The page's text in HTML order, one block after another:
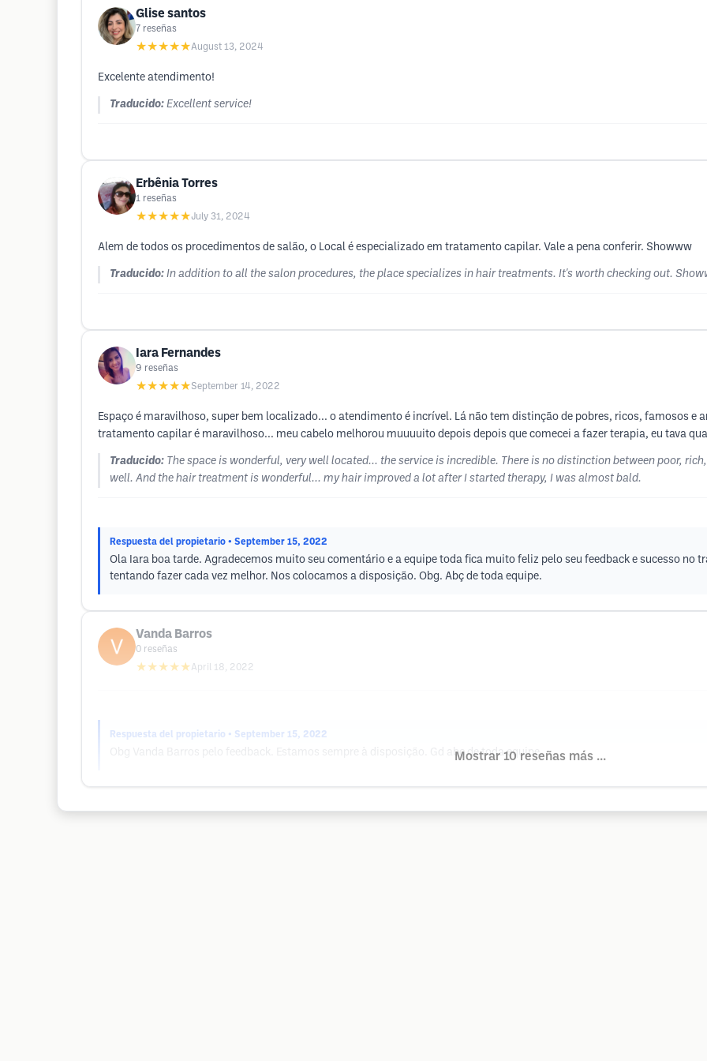
Glise santos
7 reseñas
★★★★★August 13, 2024
Excelente atendimento!
Traducido: Excellent service!
Erbênia Torres
1 reseñas
★★★★★July 31, 2024
Alem de todos os procedimentos de salão, o Local é especializado em tratamento capilar. Vale a pena conferir. Showww
Traducido: In addition to all the salon procedures, the place specializes in hair treatments. It's worth checking out.
Iara Fernandes
9 reseñas
★★★★★September 14, 2022
Espaço é maravilhoso, super bem localizado... o atendimento é incrível. Lá não tem distinção de pobres, ricos, famosos e
tratamento capilar é maravilhoso... meu cabelo melhorou muuuuito depois depois que comecei a fazer terapia, eu tava
Traducido: The space is wonderful, very well located... the service is incredible. There is no distinction between poor,
well. And the hair treatment is wonderful... my hair improved a lot after I started therapy, I was almost bald.
Respuesta del propietario • September 15, 2022
Ola Iara boa tarde. Agradecemos muito seu comentário e a equipe toda fica muito feliz pelo seu feedback e sucesso no
tentando fazer cada vez melhor. Nos colocamos a disposição. Obg. Abç de toda equipe.
Vanda Barros
0 reseñas
★★★★★April 18, 2022
Respuesta del propietario • September 15, 2022
Obg Vanda Barros pelo feedback. Estamos sempre à disposição. Gd abç de toda equipe.
Mostrar 10 reseñas más ...